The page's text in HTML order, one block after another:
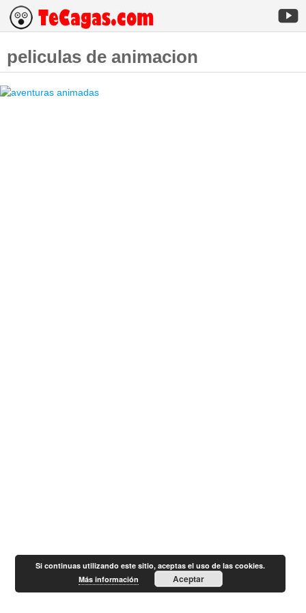
peliculas de animacion
Si continuas utilizando este sitio, aceptas el uso de las cookies.
Más información
Aceptar